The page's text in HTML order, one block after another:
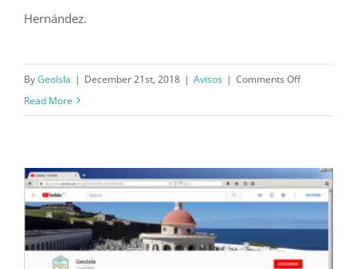
Hernández.
ByGeoIsla | December 21st, 2018 | Avisos | Comments Offon
Read More